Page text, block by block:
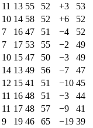
11 13 55 52 +3
53
10 14 58 52 +6
52
7 16 47 51 −4
52
7 17 53 55 −2
49
10 15 47 50 −3
49
14 13 49 56 −7
47
12 15 41 51 −10 45
11 16 48 51 −3
44
11 17 48 57 −9
41
9 19 46 65 −19 39